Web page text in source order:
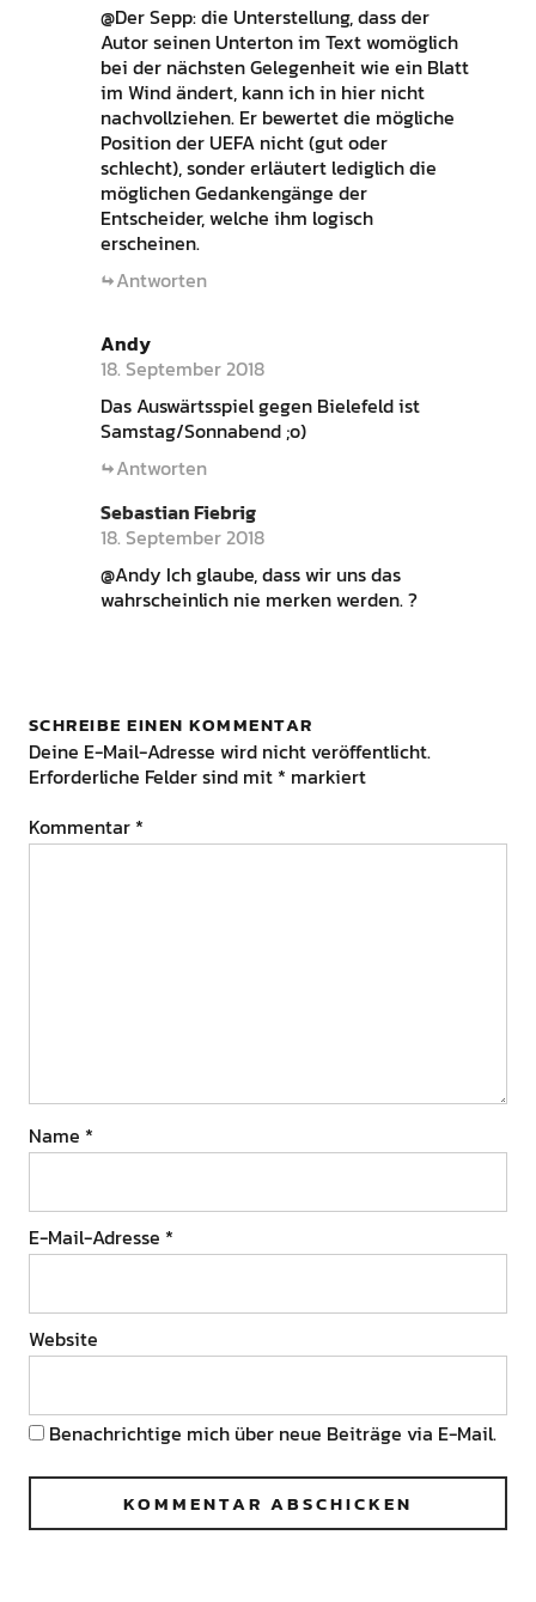
@Der Sepp: die Unterstellung, dass der
Autor seinen Unterton im Text womöglich
bei der nächsten Gelegenheit wie ein Blatt
im Wind ändert, kann ich in hier nicht
nachvollziehen. Er bewertet die mögliche
Position der UEFA nicht (gut oder
schlecht), sonder erläutert lediglich die
möglichen Gedankengänge der
Entscheider, welche ihm logisch
erscheinen.
Antworten
Andy
18. September 2018
Das Auswärtsspiel gegen Bielefeld ist
Samstag/Sonnabend ;o)
Antworten
Sebastian Fiebrig
18. September 2018
@Andy Ich glaube, dass wir uns das
wahrscheinlich nie merken werden. ?
SCHREIBE EINEN KOMMENTAR
Deine E-Mail-Adresse wird nicht veröffentlicht.
Erforderliche Felder sind mit * markiert
Kommentar *
Name *
E-Mail-Adresse *
Website
Benachrichtige mich über neue Beiträge via E-Mail.